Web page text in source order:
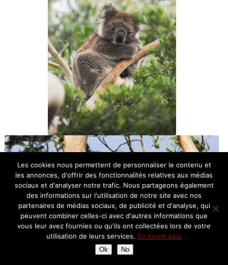
Les cookies nous permettent de personnaliser le contenu et
les annonces, d'offrir des fonctionnalités relatives aux médias
sociaux et d'analyser notre trafic. Nous partageons également
des informations sur l'utilisation de notre site avec nos
partenaires de médias sociaux, de publicité et d'analyse, qui
peuvent combiner celles-ci avec d'autres informations que
vous leur avez fournies ou qu'ils ont collectées lors de votre
utilisation de leurs services. En savoir plus
Ok No